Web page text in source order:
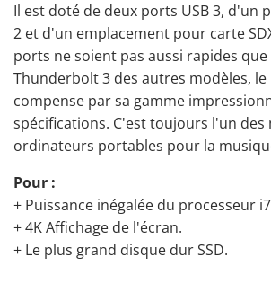
Il est doté de deux ports USB 3, d'un
2 et d'un emplacement pour carte
ports ne soient pas aussi rapides
Thunderbolt 3 des autres modèles, le
compense par sa gamme
spécifications. C'est toujours l'un des
ordinateurs portables pour la
Pour :
+ Puissance inégalée du processeur
+ 4K Affichage de l'écran.
+ Le plus grand disque dur SSD.